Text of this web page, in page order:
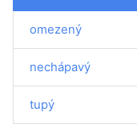
omezený
nechápavý
tupý